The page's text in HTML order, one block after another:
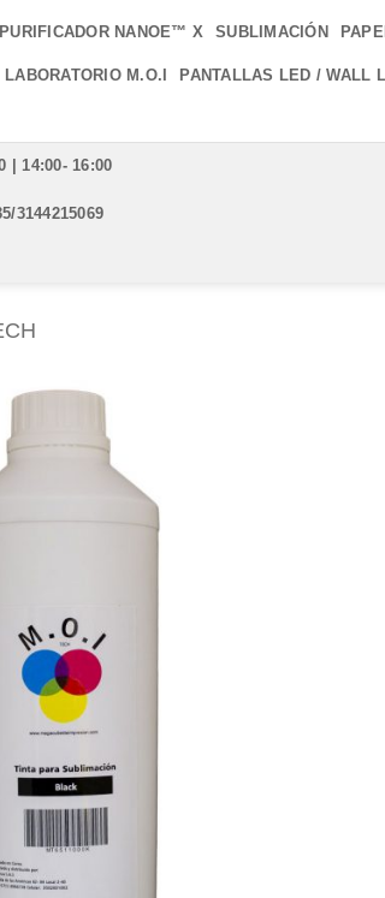
PURIFICADOR NANOE™ X SUBLIMACIÓN
LABORATORIO M.O.I PANTALLAS LED / WALL
| 14:00- 16:00
3144215069